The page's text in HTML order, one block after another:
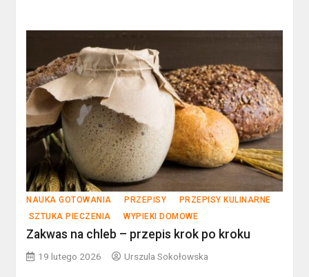
NAUKA GOTOWANIA PRZEPISY
PRZEPISY KULINARNE
SZTUKA PIECZENIA
WYPIEKI DOMOWE
Zakwas na chleb – przepis krok po kroku
19 lutego 2026 Urszula Sokołowska